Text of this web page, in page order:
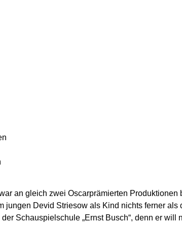
an gleich zwei Oscarprämierten Produktionen
jungen Devid Striesow als Kind nichts ferner als
Schauspielschule „Ernst Busch“, denn er will